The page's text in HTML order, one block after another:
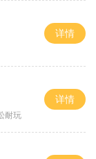
详情
耐玩
详情